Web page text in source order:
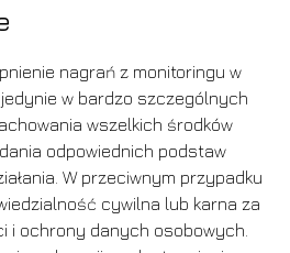
nagrań z monitoringu w
w bardzo szczególnych
wszelkich środków
odpowiednich podstaw
W przeciwnym przypadku
cywilna lub karna za
i ochrony danych osobowych.